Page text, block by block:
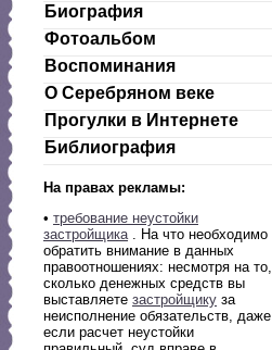
Биография
Фотоальбом
Воспоминания
О Серебряном веке
Прогулки в Интернете
Библиография
На правах рекламы:
• требование неустойки
застройщика. На что необходимо
обратить внимание в данных
правоотношениях: несмотря на то,
сколько денежных средств вы
выставляете застройщику за
неисполнение обязательств, даже
если расчет неустойки